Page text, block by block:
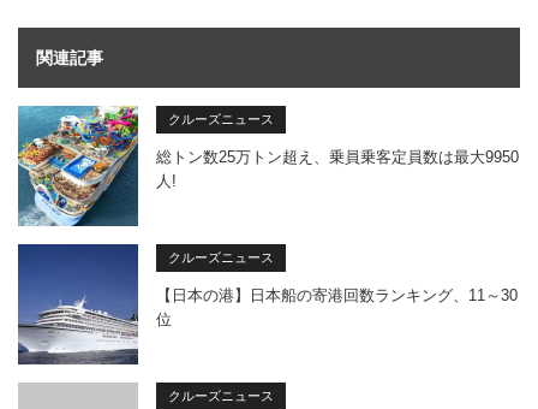
関連記事
クルーズニュース
総トン数25万トン超え、乗員乗客定員数は最大9950
人!
クルーズニュース
【日本の港】日本船の寄港回数ランキング、11～30
位
クルーズニュース